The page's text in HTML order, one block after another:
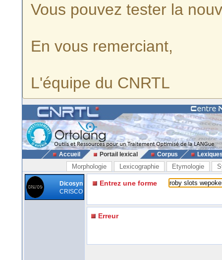
Vous pouvez tester la
En vous remerciant,
L'équipe du CNRTL
Accueil Portail lexical Corpus
Morphologie Lexicographie Etymologie
Dicosyn
CRISCO
Entrez une forme
Erreur